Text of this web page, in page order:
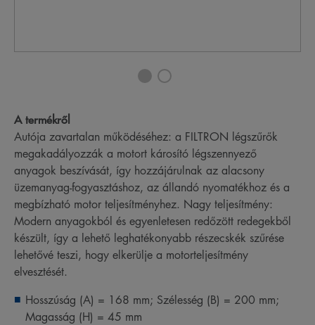
A termékről
Autója zavartalan működéséhez: a FILTRON légszűrők
megakadályozzák a motort károsító légszennyező
anyagok beszívását, így hozzájárulnak az alacsony
üzemanyag-fogyasztáshoz, az állandó nyomatékhoz és a
megbízható motor teljesítményhez. Nagy teljesítmény:
Modern anyagokból és egyenletesen redőzött redegekből
készült, így a lehető leghatékonyabb részecskék szűrése
lehetővé teszi, hogy elkerülje a motorteljesítmény
elvesztését.
Hosszúság (A) = 168 mm; Szélesség (B) = 200 mm;
Magasság (H) = 45 mm